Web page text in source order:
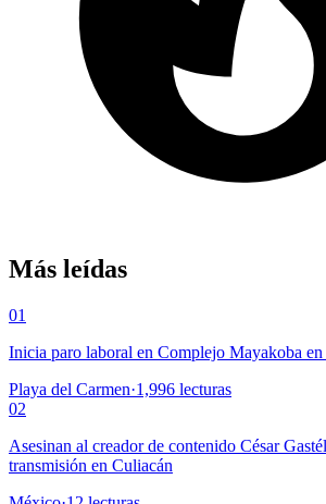
Más leídas
01
Inicia paro laboral en Complejo Mayakoba en
Playa del Carmen·1,996 lecturas
02
Asesinan al creador de contenido César
transmisión en Culiacán